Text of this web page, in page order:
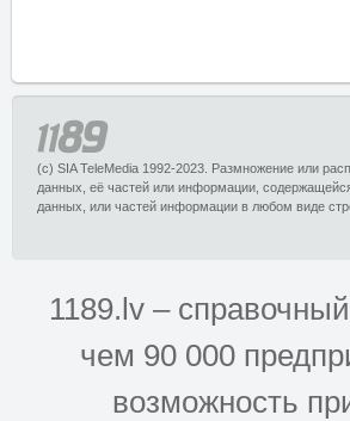
(c) SIA TeleMedia 1992-2023. Размножение или
данных, её частей или информации,
данных, или частей информации в любом виде
1189.lv –
чем 90 000
возможность